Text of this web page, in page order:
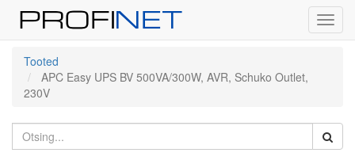
Tooted
APC Easy UPS BV 500VA/300W, AVR, Schuko Outlet,
230V